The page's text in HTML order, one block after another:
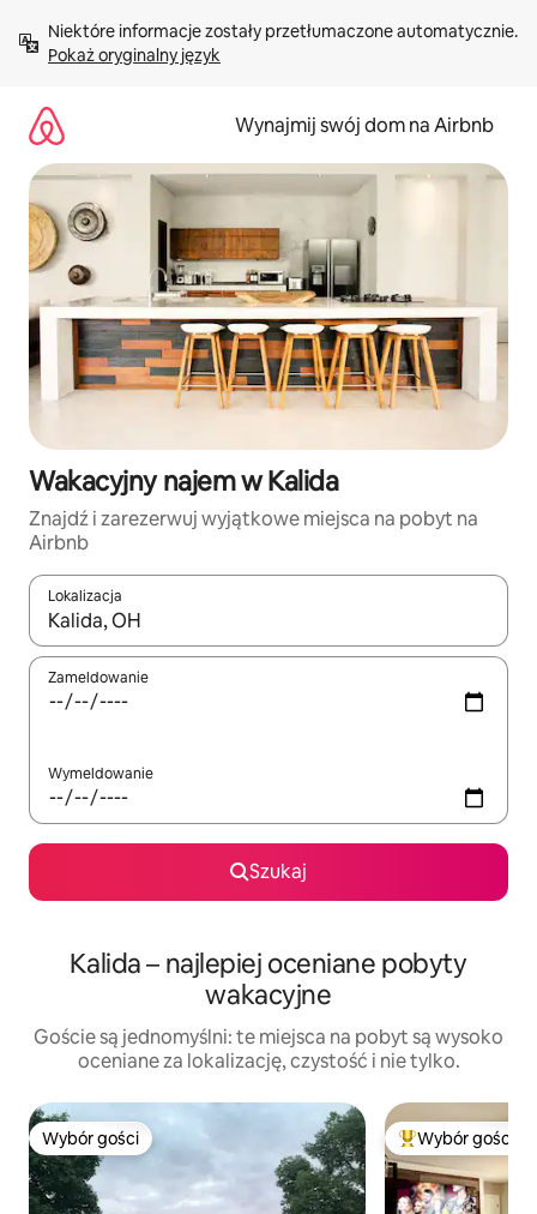
treści Pokaż oryginalny język
Wynajmij swój dom na Airbnb
Wakacyjny najem w Kalida
Znajdź i zarezerwuj wyjątkowe miejsca na pobyt na
Airbnb
Lokalizacja
Gdy wyniki będą dostępne, możesz poruszać się po nich za
Zameldowanie
Wymeldowanie
Szukaj
Kalida – najlepiej oceniane pobyty
wakacyjne
Goście są jednomyślni: te miejsca na pobyt są wysoko
oceniane za lokalizację, czystość i nie tylko.
Wybór gości
Wybór gości Wybór gości